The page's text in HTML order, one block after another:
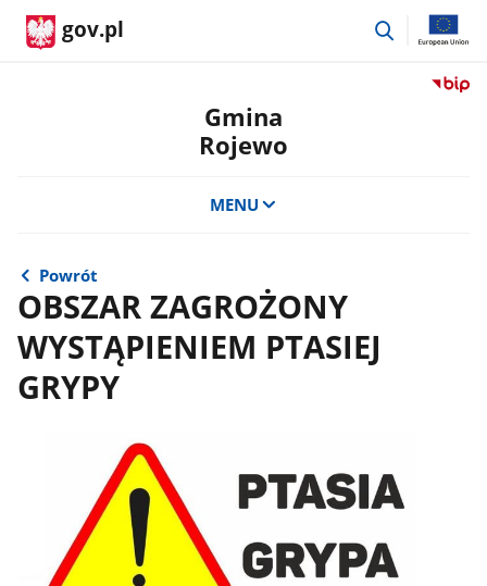
gov.pl
przejdź
Przejdź
Gmina
Rojewo
MENU
Powrót
OBSZAR ZAGROŻONY
WYSTĄPIENIEM PTASIEJ
GRYPY